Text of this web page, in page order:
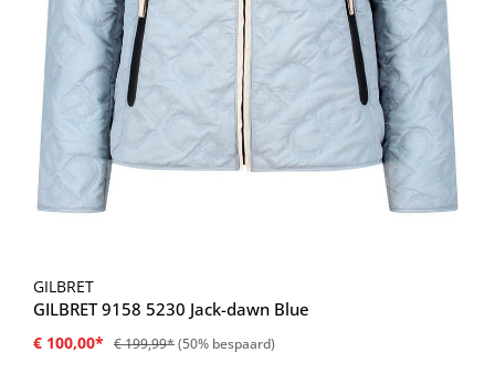
GILBRET
GILBRET 9158 5230 Jack-dawn Blue
€ 100,00* € 199,99*(50% bespaard)